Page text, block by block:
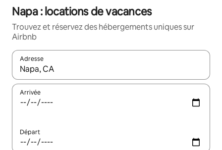
Napa : locations de vacances
Trouvez et réservez des hébergements uniques sur
Airbnb
Adresse
Lorsque les résultats s'affichent, utilisez les flèches vers le
Arrivée
Départ